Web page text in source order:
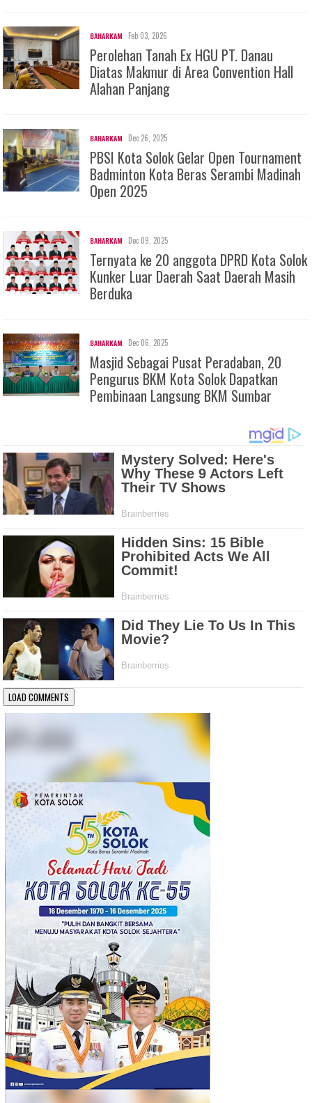
BAHARKAM Feb 03, 2026
Perolehan Tanah Ex HGU PT. Danau
Diatas Makmur di Area Convention Hall
Alahan Panjang
BAHARKAM Dec 26, 2025
PBSI Kota Solok Gelar Open Tournament
Badminton Kota Beras Serambi Madinah
Open 2025
BAHARKAM Dec 09, 2025
Ternyata ke 20 anggota DPRD Kota Solok
Kunker Luar Daerah Saat Daerah Masih
Berduka
BAHARKAM Dec 06, 2025
Masjid Sebagai Pusat Peradaban, 20
Pengurus BKM Kota Solok Dapatkan
Pembinaan Langsung BKM Sumbar
LOAD COMMENTS